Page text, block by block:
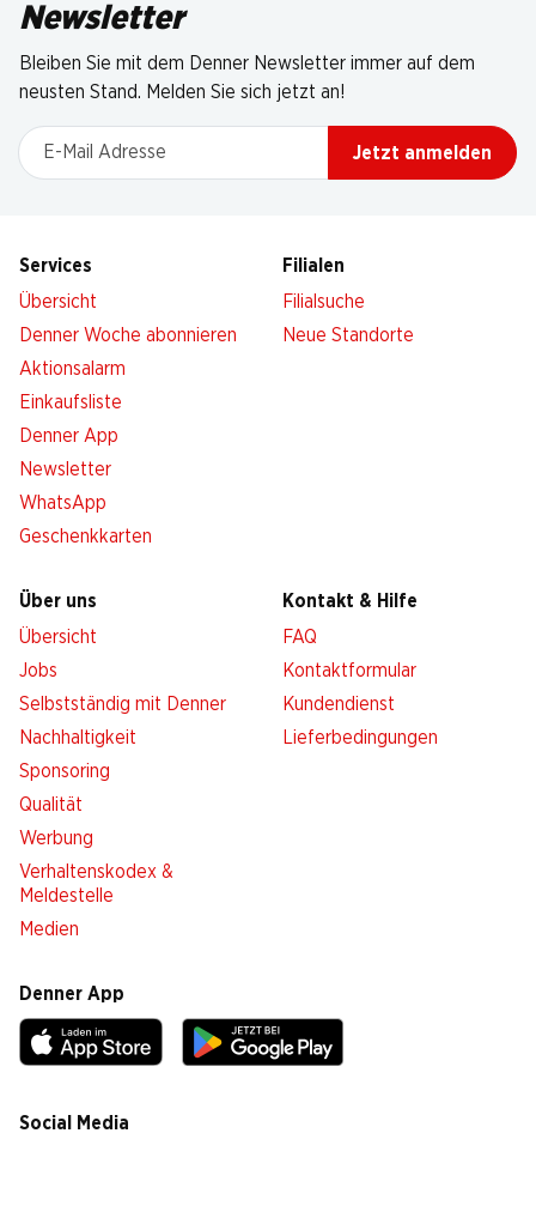
Newsletter
Bleiben Sie mit dem Denner Newsletter immer auf dem
neusten Stand. Melden Sie sich jetzt an!
E-Mail Adresse
Jetzt anmelden
Services
Übersicht
Denner Woche abonnieren
Aktionsalarm
Einkaufsliste
Denner App
Newsletter
WhatsApp
Geschenkkarten
Filialen
Filialsuche
Neue Standorte
Über uns
Übersicht
Jobs
Selbstständig mit Denner
Nachhaltigkeit
Sponsoring
Qualität
Werbung
Verhaltenskodex &
Meldestelle
Medien
Kontakt & Hilfe
FAQ
Kontaktformular
Kundendienst
Lieferbedingungen
Denner App
Social Media